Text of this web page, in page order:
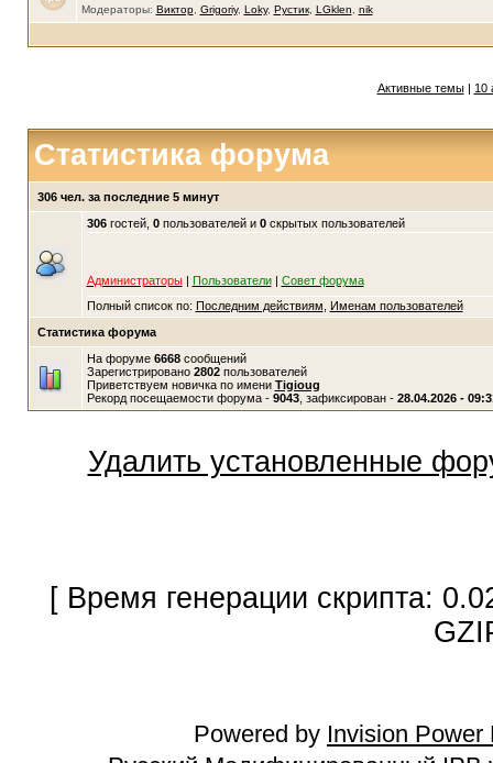
Модераторы: Виктор, Grigoriy, Loky, Рустик, LGklen nik
Активные темы| 10
Статистика форума
306 чел. за последние 5 минут
306гостей, 0пользователей и 0скрытых пользователей
Администраторы| Пользователи| Совет форума
Полный список по: Последним действиям
Именам пользователей
Статистика форума
На форуме 6668сообщений
Зарегистрировано 2802пользователей
Приветствуем новичка по имени Tigioug
Рекорд посещаемости форума - 9043, зафиксирован - 28.04.2026 -
Удалить установленные
[ Время генерации скрипта:
Powered by Invision Power